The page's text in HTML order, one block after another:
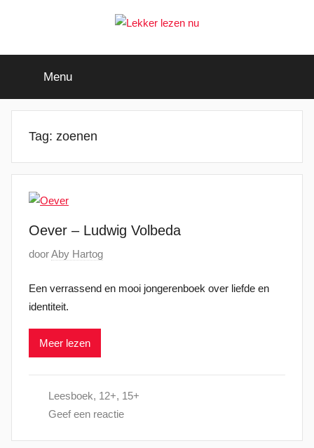
Lekker
lezen
nu
kinderboeken
Menu
Tag: zoenen
Oever – Ludwig Volbeda
G
p
l
a
doorAby Hartog
Een verrassend en mooi jongerenboek over liefde en
identiteit.
Meer lezen
Leesboek, 12+, 15+
Geef een reactie